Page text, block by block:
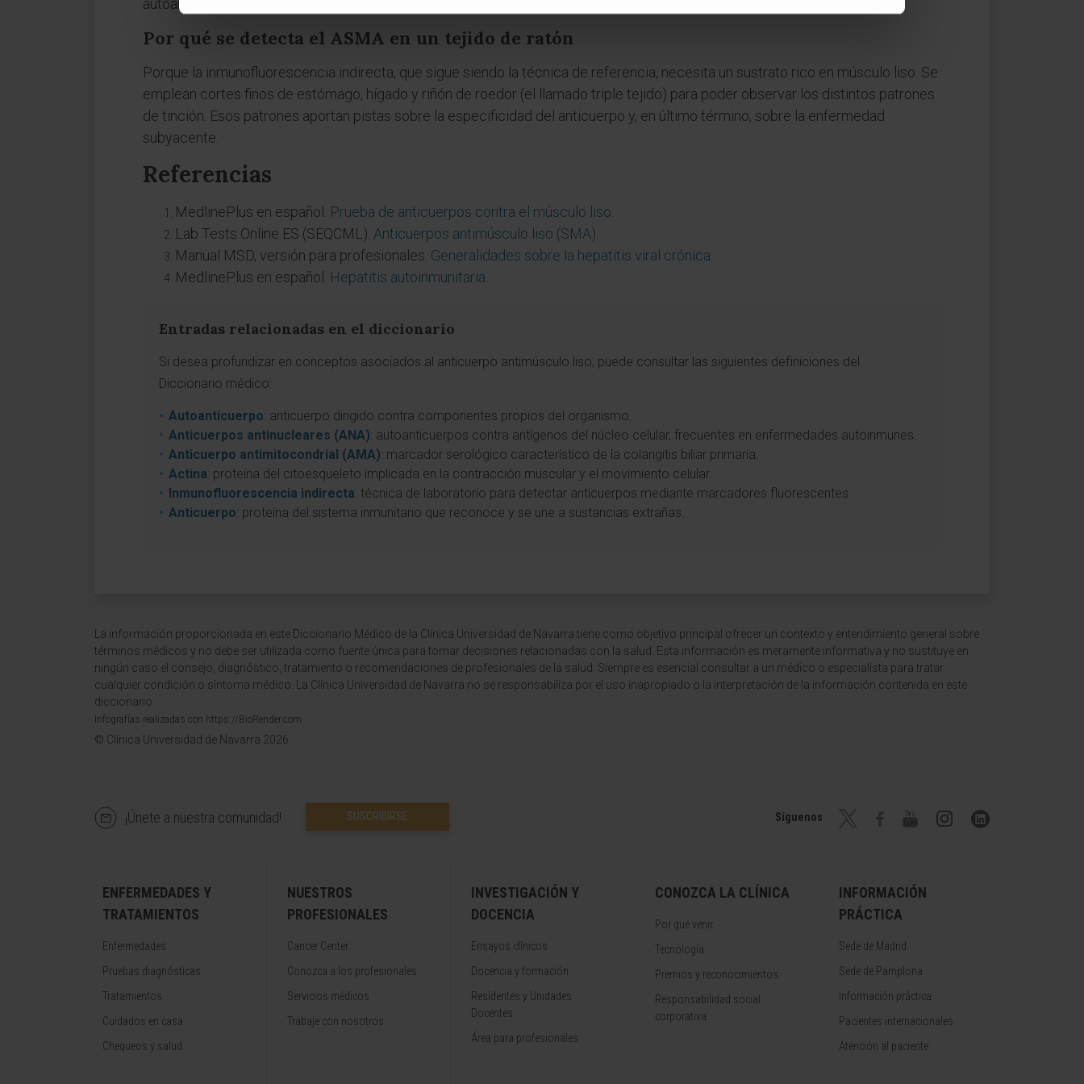
autoanticuerpos, hallazgos en la biopsia) es lo que orienta la interpretación.
Por qué se detecta el ASMA en un tejido de ratón
Porque la inmunofluorescencia indirecta, que sigue siendo la técnica de referencia, necesita un sustrato rico en músculo liso. Se
emplean cortes finos de estómago, hígado y riñón de roedor (el llamado triple tejido) para poder observar los distintos patrones
de tinción. Esos patrones aportan pistas sobre la especificidad del anticuerpo y, en último término, sobre la enfermedad
subyacente.
Referencias
MedlinePlus en español. Prueba de anticuerpos contra el músculo liso
Lab Tests Online ES (SEQCML). Anticuerpos antimúsculo liso (SMA)
Manual MSD, versión para profesionales. Generalidades sobre la hepatitis viral crónica
MedlinePlus en español. Hepatitis autoinmunitaria
Entradas relacionadas en el diccionario
Si desea profundizar en conceptos asociados al anticuerpo antimúsculo liso, puede consultar las siguientes definiciones del
Diccionario médico:
Autoanticuerpo: anticuerpo dirigido contra componentes propios del organismo.
Anticuerpos antinucleares (ANA): autoanticuerpos contra antígenos del núcleo celular, frecuentes en enfermedades autoinmunes.
Anticuerpo antimitocondrial (AMA): marcador serológico característico de la colangitis biliar primaria.
Actina: proteína del citoesqueleto implicada en la contracción muscular y el movimiento celular.
Inmunofluorescencia indirecta: técnica de laboratorio para detectar anticuerpos mediante marcadores fluorescentes.
Anticuerpo: proteína del sistema inmunitario que reconoce y se une a sustancias extrañas.
La información proporcionada en este Diccionario Médico de la Clínica Universidad de Navarra tiene como objetivo principal ofrecer un contexto y entendimiento general sobre
términos médicos y no debe ser utilizada como fuente única para tomar decisiones relacionadas con la salud. Esta información es meramente informativa y no sustituye en
ningún caso el consejo, diagnóstico, tratamiento o recomendaciones de profesionales de la salud. Siempre es esencial consultar a un médico o especialista para tratar
cualquier condición o síntoma médico. La Clínica Universidad de Navarra no se responsabiliza por el uso inapropiado o la interpretación de la información contenida en este
diccionario.
Infografías realizadas con https://BioRender.com
© Clínica Universidad de Navarra 2026
¡Únete a nuestra comunidad! SUSCRIBIRSE Síguenos
ENFERMEDADES Y
TRATAMIENTOS
Enfermedades
Pruebas diagnósticas
Tratamientos
Cuidados en casa
Chequeos y salud
NUESTROS
PROFESIONALES
Cancer Center
Conozca a los profesionales
Servicios médicos
Trabaje con nosotros
INVESTIGACIÓN Y
DOCENCIA
Ensayos clínicos
Docencia y formación
Residentes y Unidades
Docentes
Área para profesionales
CONOZCA LA CLÍNICA
Por qué venir
Tecnología
Premios y reconocimientos
Responsabilidad social
corporativa
INFORMACIÓN
PRÁCTICA
Sede de Madrid
Sede de Pamplona
Información práctica
Pacientes internacionales
Atención al paciente